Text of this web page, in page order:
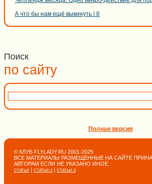
А что бы нам ещё выкинуть | 8
Поиск
по сайту
Полная версия
© КЛУБ FLYLADY.RU 2001-2025
ВСЕ МАТЕРИАЛЫ РАЗМЕЩЁННЫЕ НА САЙТЕ
АВТОРАМ ЕСЛИ НЕ УКАЗАНО ИНОЕ.
СТАТЬИ | СТАТЬИ-2 | СТАТЬИ-3